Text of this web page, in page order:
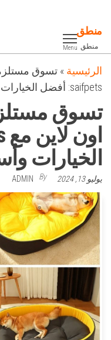
content
منطق
منطق Menu
الرئيسية » تسوق
saifpets: أفضل الخيارات وأسعار منافسة
تسوق
الخيارات
يوليو 13, 2024 By
ADMIN